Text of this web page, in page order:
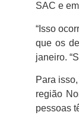
SAC e
“Isso
que os
janeiro.
Para
região
pessoas